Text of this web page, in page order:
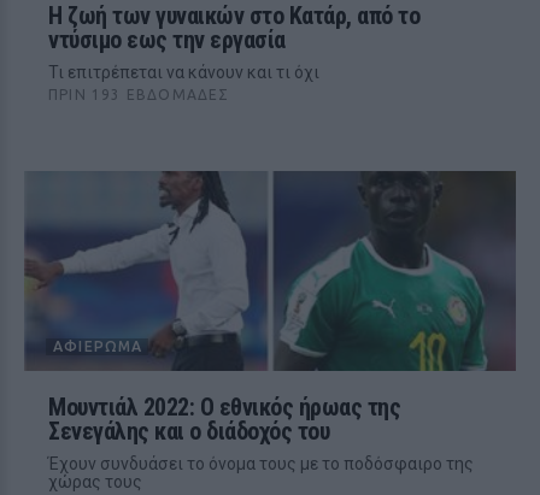
Η ζωή των γυναικών στο Κατάρ, από το
ντύσιμο εως την εργασία
Τι επιτρέπεται να κάνουν και τι όχι
ΠΡΙΝ 193 ΕΒΔΟΜΆΔΕΣ
ΑΦΙΈΡΩΜΑ
Μουντιάλ 2022: Ο εθνικός ήρωας της
Σενεγάλης και ο διάδοχός του
Έχουν συνδυάσει το όνομα τους με το ποδόσφαιρο της
χώρας τους